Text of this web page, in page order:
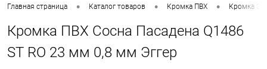
Главная страница • Каталог товаров • Кромка ПВХ • Кромка
Кромка ПВХ Сосна Пасадена Q1486
ST RO 23 мм 0,8 мм Эггер